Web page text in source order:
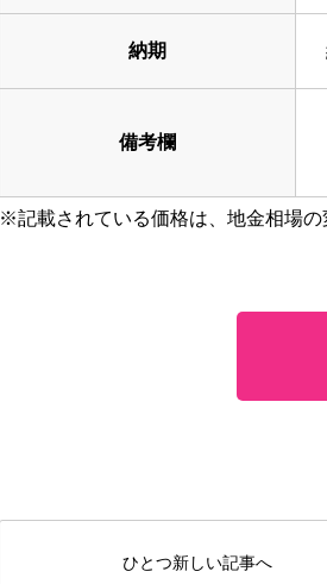
納期
備考欄
※記載されている価格は、地金相場
ひとつ新しい記事へ